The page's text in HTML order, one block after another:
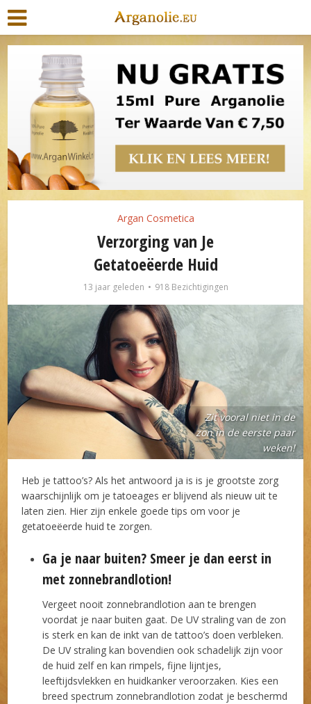
Argan Cosmetica
Verzorging van Je
Getatoeëerde Huid
13 jaar geleden 918 Bezichtigingen
Zit vooral niet in de
zon in de eerste paar
weken!
Heb je tattoo’s? Als het antwoord ja is is je grootste zorg
waarschijnlijk om je tatoeages er blijvend als nieuw uit te
laten zien. Hier zijn enkele goede tips om voor je
getatoeëerde huid te zorgen.
Ga je naar buiten? Smeer je dan eerst in
met zonnebrandlotion!
Vergeet nooit zonnebrandlotion aan te brengen
voordat je naar buiten gaat. De UV straling van de zon
is sterk en kan de inkt van de tattoo’s doen verbleken.
De UV straling kan bovendien ook schadelijk zijn voor
de huid zelf en kan rimpels, fijne lijntjes,
leeftijdsvlekken en huidkanker veroorzaken. Kies een
breed spectrum zonnebrandlotion zodat je beschermd